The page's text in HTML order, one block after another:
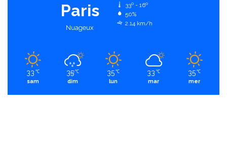
Paris
Nuageux
33º - 16º
50%
2.14 km/h
33 ℃
sam
35 ℃
dim
35 ℃
lun
33 ℃
mar
35 ℃
mer